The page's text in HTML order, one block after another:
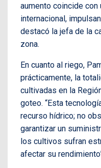
aumento coincide con
internacional,
destacó la jefa de la
zona.
En cuanto al riego,
prácticamente, la
cultivadas en la
goteo. “Esta
recurso hídrico; no
garantizar un
los cultivos sufran
afectar su